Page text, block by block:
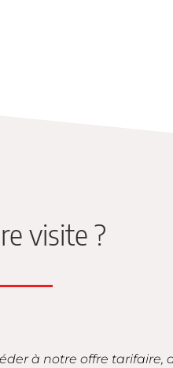
visite ?
à notre offre